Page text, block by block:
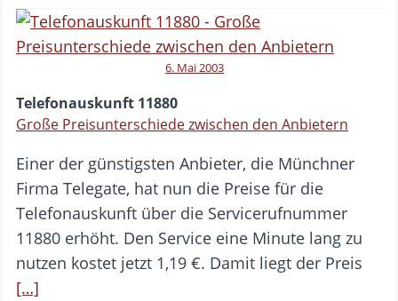
6. Mai 2003
Telefonauskunft 11880
Große Preisunterschiede zwischen den Anbietern
Einer der günstigsten Anbieter, die Münchner
Firma Telegate, hat nun die Preise für die
Telefonauskunft über die Servicerufnummer
11880 erhöht. Den Service eine Minute lang zu
nutzen kostet jetzt 1,19 €. Damit liegt der Preis
[…]